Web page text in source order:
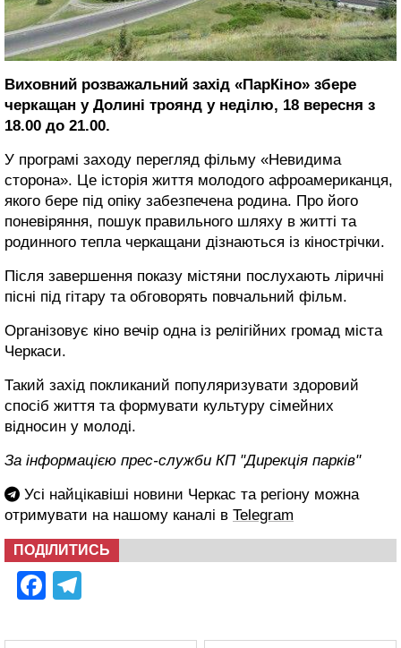
Виховний розважальний захід «ПарКіно» збере
черкащан у Долині троянд у неділю, 18 вересня з
18.00 до 21.00.
У програмі заходу перегляд фільму «Невидима
сторона». Це історія життя молодого афроамериканця,
якого бере під опіку забезпечена родина. Про його
поневіряння, пошук правильного шляху в житті та
родинного тепла черкащани дізнаються із кінострічки.
Після завершення показу містяни послухають ліричні
пісні під гітару та обговорять повчальний фільм.
Організовує кіно вечір одна із релігійних громад міста
Черкаси.
Такий захід покликаний популяризувати здоровий
спосіб життя та формувати культуру сімейних
відносин у молоді.
За інформацією прес-служби КП "Дирекція парків"
Усі найцікавіші новини Черкас та регіону можна
отримувати на нашому каналі в Telegram
ПОДІЛИТИСЬ
Facebook